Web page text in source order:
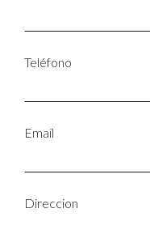
Teléfono
Email
Direccion